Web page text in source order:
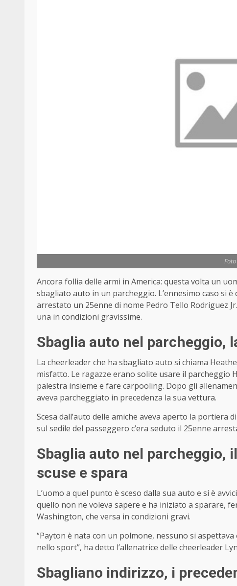
Ancora follia delle armi in America: questa volta un
sbagliato auto in un parcheggio. L’ennesimo caso si è
arrestato un 25enne di nome Pedro Tello Rodriguez
una in condizioni gravissime.
Sbaglia auto nel parcheggio,
La cheerleader che ha sbagliato auto si chiama
misfatto. Le ragazze erano solite usare il parcheggio
palestra insieme e fare carpooling. Dopo gli
aveva parcheggiato in precedenza la sua vettura.
Scesa dall’auto delle amiche aveva aperto la portiera
sul sedile del passeggero c’era seduto il 25enne
Sbaglia auto nel parcheggio,
scuse e spara
L’uomo a quel punto è sceso dalla sua auto e si è
quello non ne voleva sapere e ha iniziato a sparare,
Washington, che versa in condizioni gravi.
“Payton è nata con un polmone, nessuno si
nello sport”, ha detto l’allenatrice delle cheerleader
Sbagliano indirizzo, i